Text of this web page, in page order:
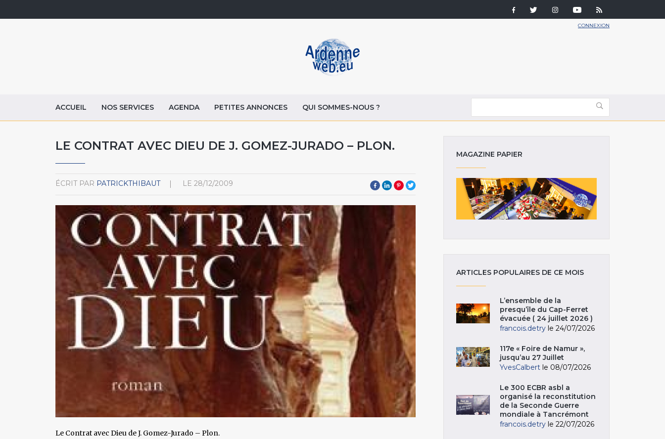
CONNEXION
ACCUEIL NOS SERVICES AGENDA PETITES ANNONCES QUI SOMMES-NOUS ?
LE CONTRAT AVEC DIEU DE J. GOMEZ-JURADO – PLON.
ÉCRIT PAR PATRICKTHIBAUT LE 28/12/2009
Le Contrat avec Dieu de J. Gomez-Jurado – Plon.
MAGAZINE PAPIER
ARTICLES POPULAIRES DE CE MOIS
L’ensemble de la
presqu’île du Cap-Ferret
évacuée ( 24 juillet 2026 )
francois.detry le 24/07/2026
117e « Foire de Namur »,
jusqu’au 27 Juillet
YvesCalbert le 08/07/2026
Le 300 ECBR asbl a
organisé la reconstitution
de la Seconde Guerre
mondiale à Tancrémont
francois.detry le 22/07/2026